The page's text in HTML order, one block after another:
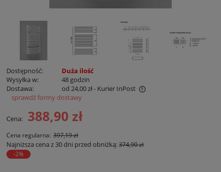
Dostępność:
Duża ilość
Wysyłka w:
48 godzin
Dostawa:
od 24,00 zł- Kurier InPost
Cena nie zawiera ewentualnych kosztów płatności
sprawdź formy dostawy
Cena: 388,90 zł
Cena regularna: 397,19 zł
Najniższa cena z 30 dni przed obniżką:374,90 zł
-2%